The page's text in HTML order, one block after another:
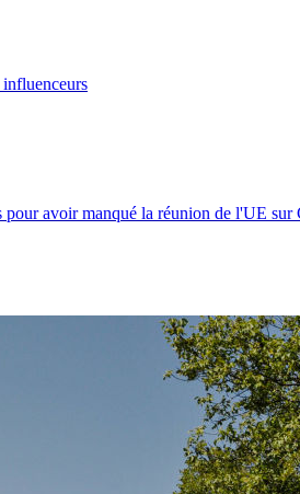
pour avoir manqué la réunion de l'UE sur